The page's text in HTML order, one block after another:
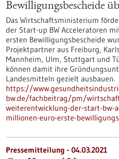
Bewilligungsbescheide
Das Wirtschaftsministerium
der Start-up BW Acceleratoren
ersten Bewilligungsbescheide
Projektpartner aus Freiburg,
Mannheim, Ulm, Stuttgart und
können damit ihre
Landesmitteln gezielt ausbauen.
https://
bw.de/fachbeitrag/pm/
weiterentwicklung-der-start-bw-
millionen-euro-erste-
Pressemitteilung - 04.03.2021